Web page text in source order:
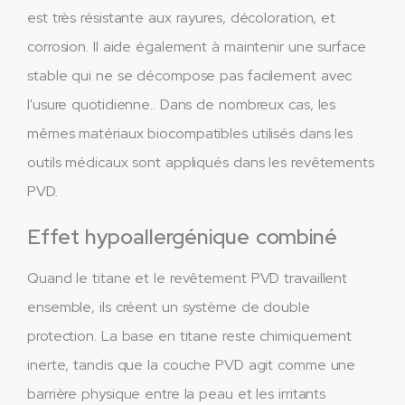
est très résistante aux rayures, décoloration, et
corrosion. Il aide également à maintenir une surface
stable qui ne se décompose pas facilement avec
l'usure quotidienne.. Dans de nombreux cas, les
mêmes matériaux biocompatibles utilisés dans les
outils médicaux sont appliqués dans les revêtements
PVD.
Effet hypoallergénique combiné
Quand le titane et le revêtement PVD travaillent
ensemble, ils créent un système de double
protection. La base en titane reste chimiquement
inerte, tandis que la couche PVD agit comme une
barrière physique entre la peau et les irritants